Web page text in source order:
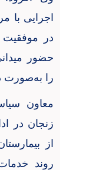
اجرایی با
در موفقیت
حضور
را به‌صورت
معاون
زنجان در
از
روند